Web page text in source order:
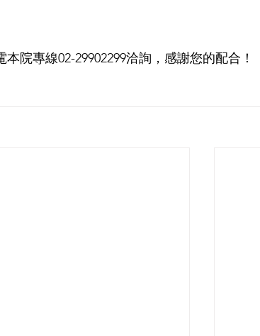
院專線02-29902299洽詢，感謝您的配合！